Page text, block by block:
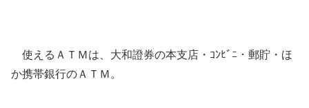
使えるＡＴＭは、大和證券の本支店・ｺﾝﾋﾞﾆ・郵貯・ほ
か携帯銀行のＡＴＭ。